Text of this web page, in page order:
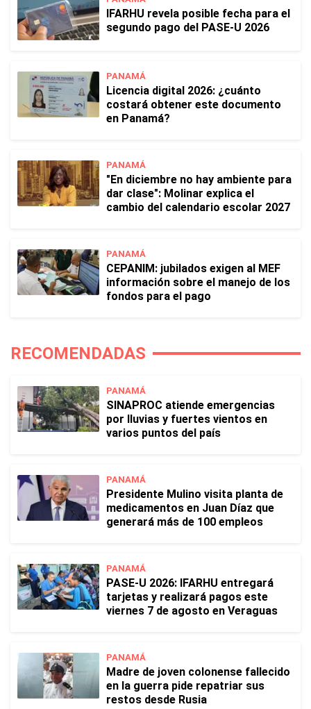
IFARHU revela posible fecha para el
segundo pago del PASE-U 2026
PANAMÁ
Licencia digital 2026: ¿cuánto
costará obtener este documento
en Panamá?
PANAMÁ
"En diciembre no hay ambiente para
dar clase": Molinar explica el
cambio del calendario escolar 2027
PANAMÁ
CEPANIM: jubilados exigen al MEF
información sobre el manejo de los
fondos para el pago
RECOMENDADAS
PANAMÁ
SINAPROC atiende emergencias
por lluvias y fuertes vientos en
varios puntos del país
PANAMÁ
Presidente Mulino visita planta de
medicamentos en Juan Díaz que
generará más de 100 empleos
PANAMÁ
PASE-U 2026: IFARHU entregará
tarjetas y realizará pagos este
viernes 7 de agosto en Veraguas
PANAMÁ
Madre de joven colonense fallecido
en la guerra pide repatriar sus
restos desde Rusia